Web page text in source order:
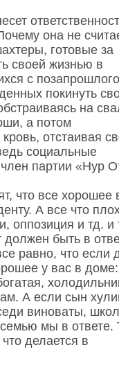
она не
готовые за
своей жизнью в
с позапрошлого
покинуть
на
а потом
отстаивая
социальные
партии «Нур
что все хорошее
А все что
оппозиция и тд. и
должен быть в
равно, что если
у вас в доме:
А если сын
виноваты,
мы в ответе.
делается в